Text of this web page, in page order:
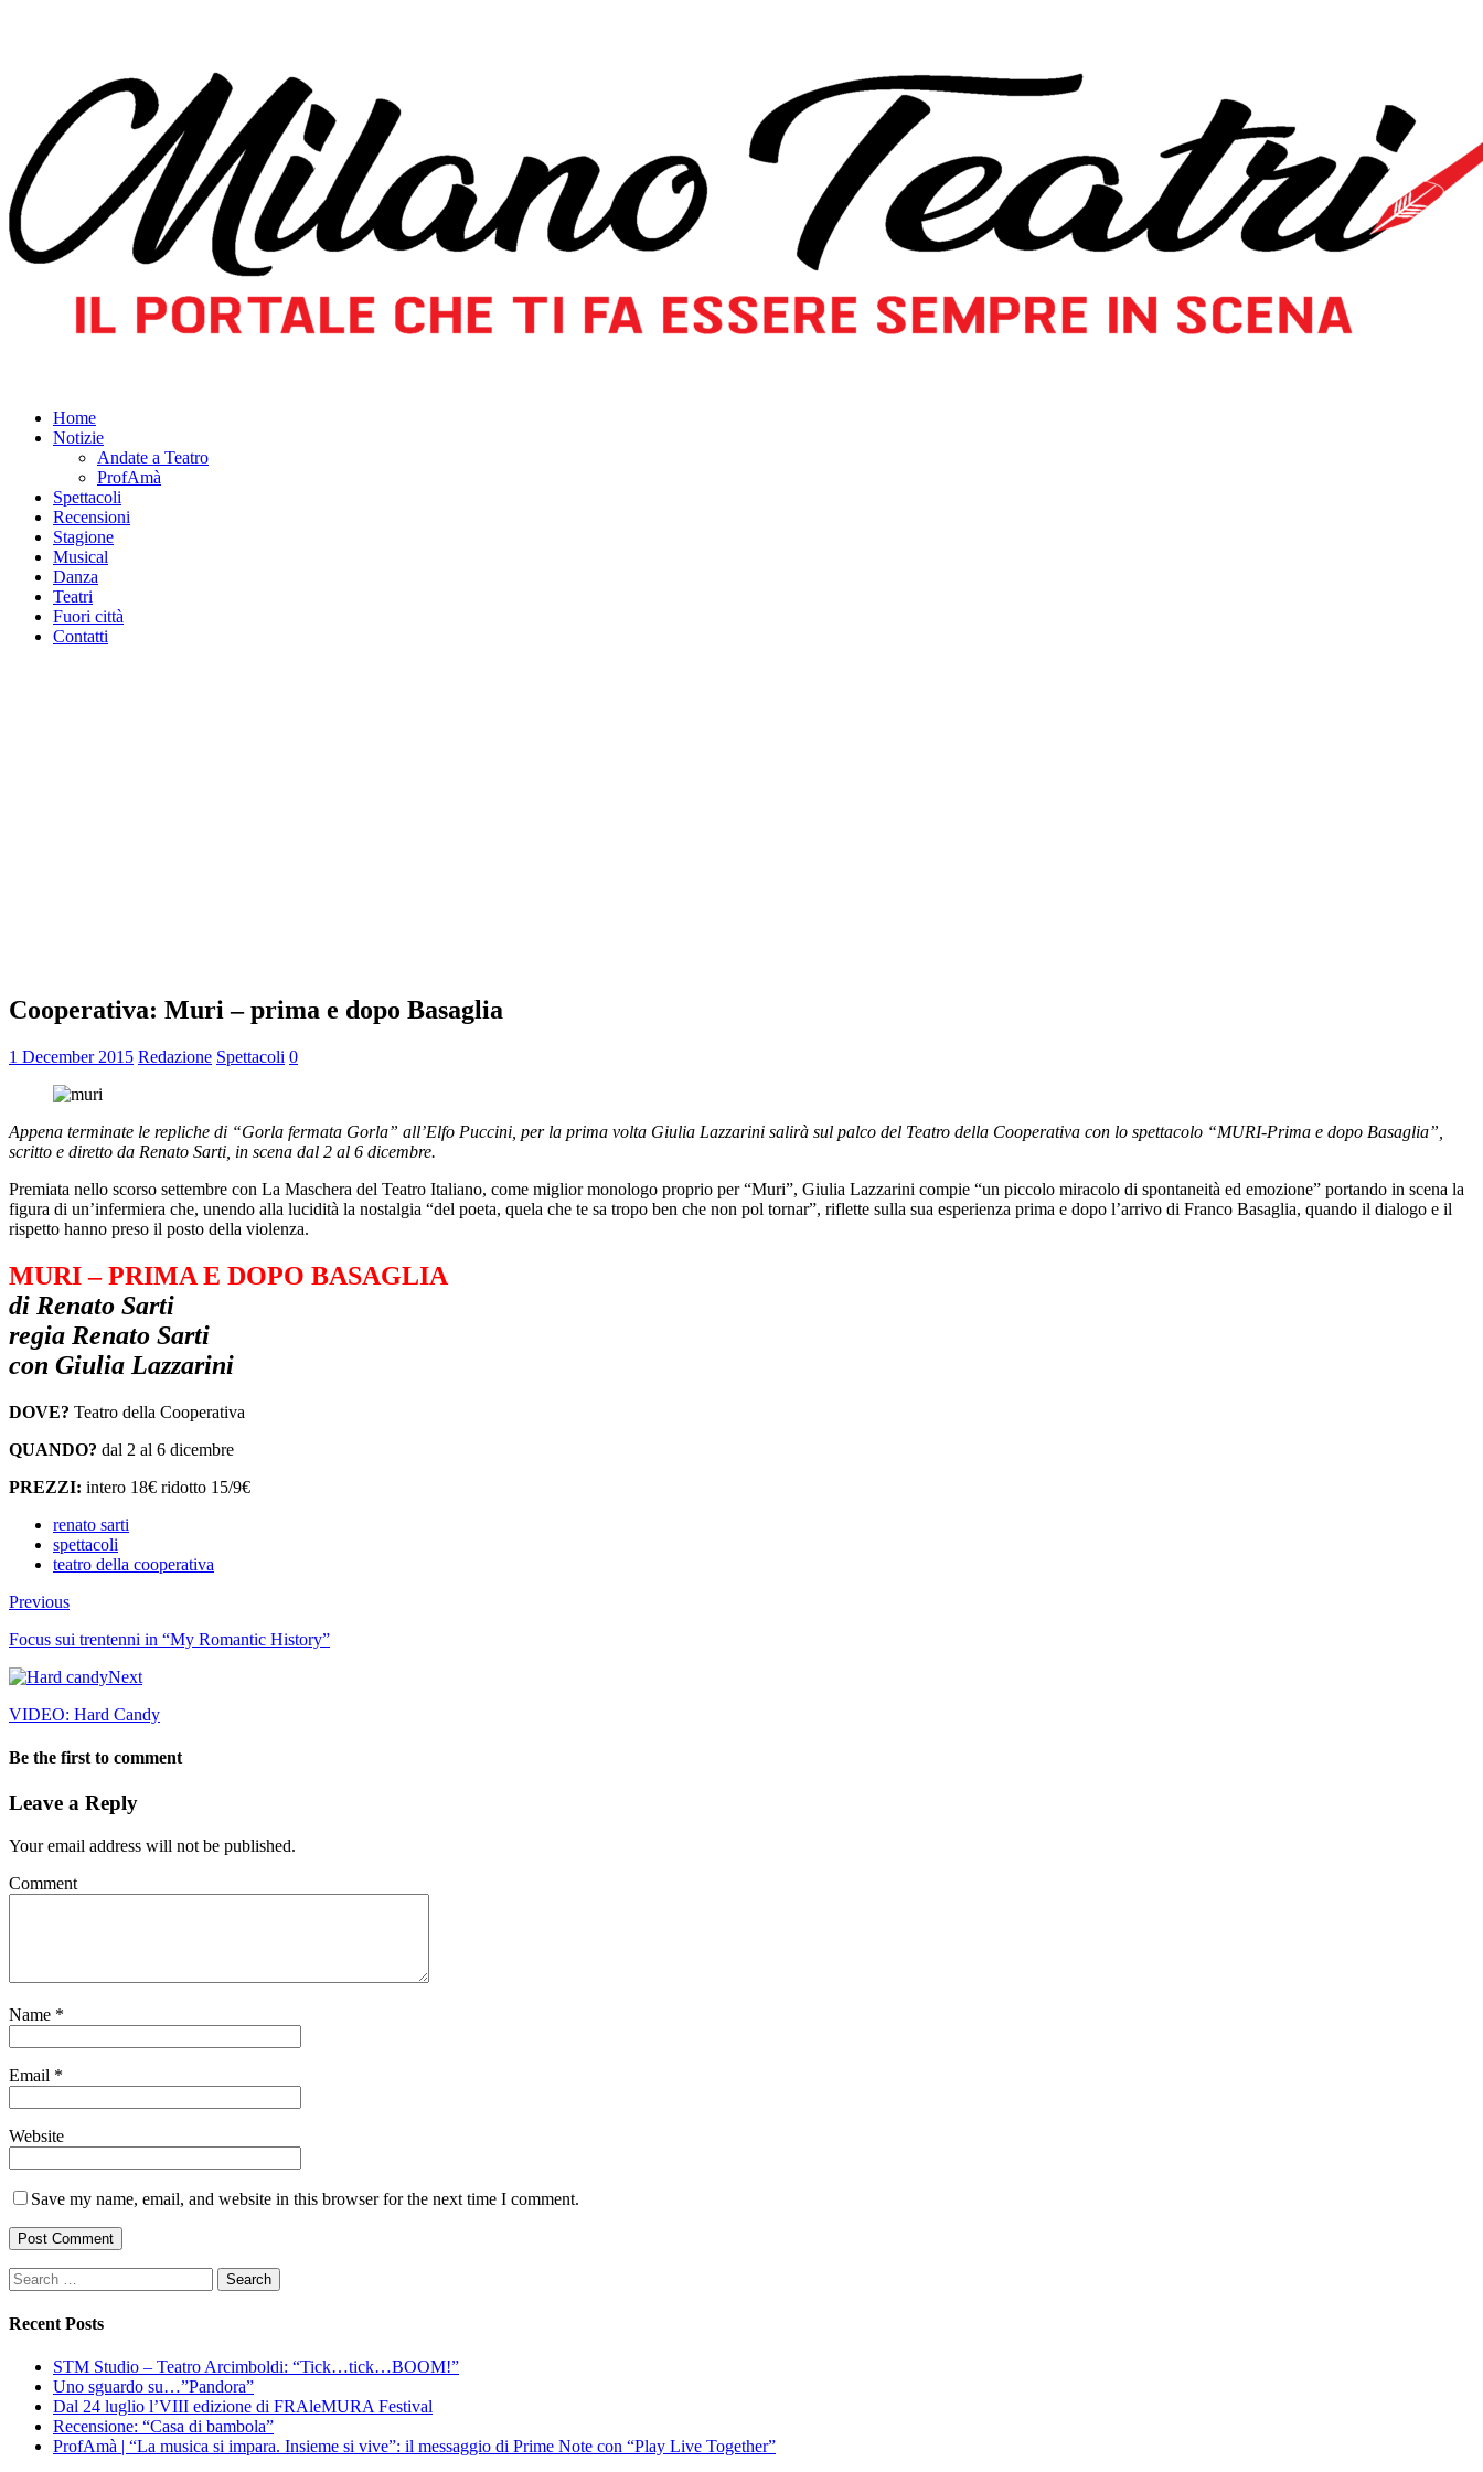
Home
Notizie
Andate a Teatro
ProfAmà
Spettacoli
Recensioni
Stagione
Musical
Danza
Teatri
Fuori città
Contatti
Cooperativa: Muri – prima e dopo Basaglia
1 December 2015 Redazione Spettacoli 0
Appena terminate le repliche di “Gorla fermata Gorla” all’Elfo Puccini, per la prima volta Giulia Lazzarini salirà sul palco del Teatro della Cooperativa con lo spettacolo “MURI-Prima e dopo Basaglia”,
scritto e diretto da Renato Sarti, in scena dal 2 al 6 dicembre.
Premiata nello scorso settembre con La Maschera del Teatro Italiano, come miglior monologo proprio per “Muri”, Giulia Lazzarini compie “un piccolo miracolo di spontaneità ed emozione” portando in scena la
figura di un’infermiera che, unendo alla lucidità la nostalgia “del poeta, quela che te sa tropo ben che non pol tornar”, riflette sulla sua esperienza prima e dopo l’arrivo di Franco Basaglia, quando il dialogo e il
rispetto hanno preso il posto della violenza.
MURI – PRIMA E DOPO BASAGLIA
di Renato Sarti
regia Renato Sarti
con Giulia Lazzarini
DOVE? Teatro della Cooperativa
QUANDO? dal 2 al 6 dicembre
PREZZI: intero 18€ ridotto 15/9€
renato sarti
spettacoli
teatro della cooperativa
Previous
Focus sui trentenni in “My Romantic History”
Next
VIDEO: Hard Candy
Be the first to comment
Leave a Reply
Your email address will not be published.
Comment
Name *
Email *
Website
Save my name, email, and website in this browser for the next time I comment.
Search
for:
Recent Posts
STM Studio – Teatro Arcimboldi: “Tick…tick…BOOM!”
Uno sguardo su…”Pandora”
Dal 24 luglio l’VIII edizione di FRAleMURA Festival
Recensione: “Casa di bambola”
ProfAmà | “La musica si impara. Insieme si vive”: il messaggio di Prime Note con “Play Live Together”